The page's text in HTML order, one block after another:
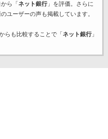
ら「 ネット銀行」を評価。さらに
ユーザーの声も掲載しています。
らも比較することで「 ネット銀行」